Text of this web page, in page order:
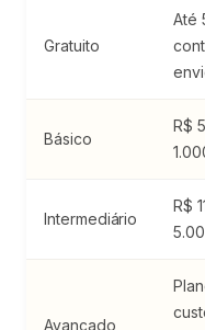
Gratuito
Até
Básico
R$
Intermediário
R$
Avançado